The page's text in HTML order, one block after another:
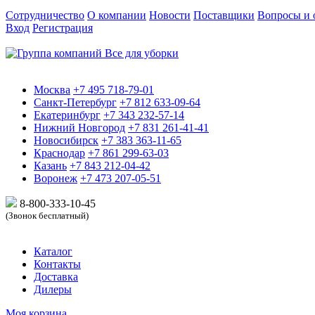
Сотрудничество О компании Новости Поставщики Вопросы и
Вход Регистрация
Москва +7 495 718-79-01
Санкт-Петербург +7 812 633-09-64
Екатеринбург +7 343 232-57-14
Нижний Новгород +7 831 261-41-41
Новосибирск +7 383 363-11-65
Краснодар +7 861 299-63-03
Казань +7 843 212-04-42
Воронеж +7 473 207-05-51
8-800-333-10-45
(Звонок бесплатный)
Каталог
Контакты
Доставка
Дилеры